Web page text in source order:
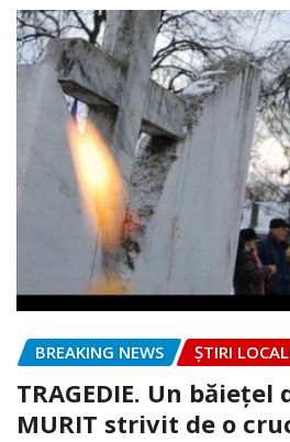
BREAKING NEWS ȘTIRI
TRAGEDIE. Un
MURIT strivit de o